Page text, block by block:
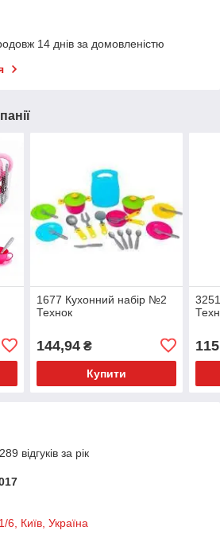
14 днів за домовленістю
1677 Кухонний набір №2
Технок
144,94₴
Купити
відгуків за рік
6, Київ, Україна